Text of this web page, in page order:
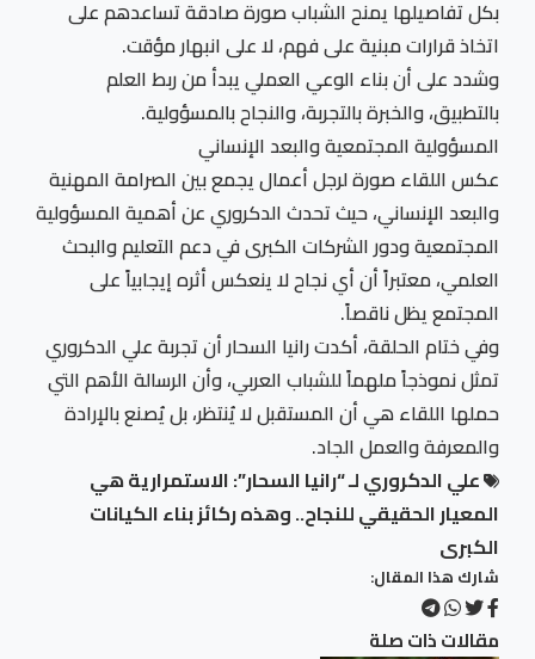
بكل تفاصيلها يمنح الشباب صورة صادقة تساعدهم على
اتخاذ قرارات مبنية على فهم، لا على انبهار مؤقت.
وشدد على أن بناء الوعي العملي يبدأ من ربط العلم
بالتطبيق، والخبرة بالتجربة، والنجاح بالمسؤولية.
المسؤولية المجتمعية والبعد الإنساني
عكس اللقاء صورة لرجل أعمال يجمع بين الصرامة المهنية
والبعد الإنساني، حيث تحدث الدكروري عن أهمية المسؤولية
المجتمعية ودور الشركات الكبرى في دعم التعليم والبحث
العلمي، معتبراً أن أي نجاح لا ينعكس أثره إيجابياً على
المجتمع يظل ناقصاً.
وفي ختام الحلقة، أكدت رانيا السحار أن تجربة علي الدكروري
تمثل نموذجاً ملهماً للشباب العربي، وأن الرسالة الأهم التي
حملها اللقاء هي أن المستقبل لا يُنتظر، بل يُصنع بالإرادة
والمعرفة والعمل الجاد.
علي الدكروري لـ “رانيا السحار”: الاستمرارية هي
المعيار الحقيقي للنجاح.. وهذه ركائز بناء الكيانات
الكبرى
شارك هذا المقال:
مقالات ذات صلة